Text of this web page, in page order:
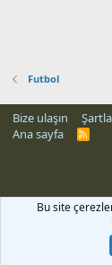
Futbol
Bize ulaşın
Ana sayfa
R
Bu site